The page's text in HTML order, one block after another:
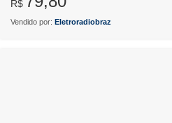
R$
Vendido por: Eletroradiobraz